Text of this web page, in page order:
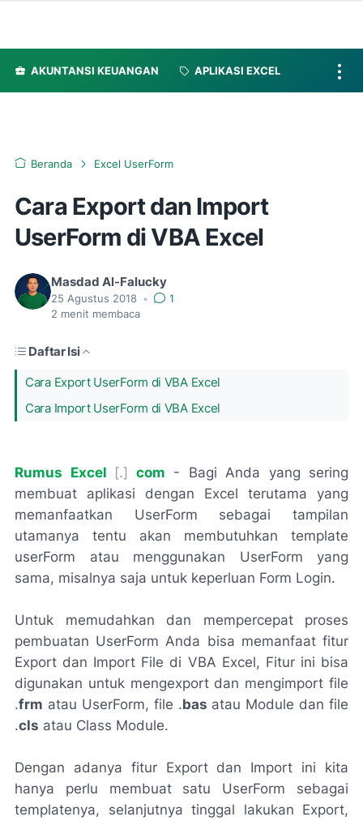
AKUNTANSI KEUANGAN APLIKASI EXCEL
Beranda Excel UserForm
Cara Export dan Import
UserForm di VBA Excel
Masdad Al-Falucky
25 Agustus 2018 •
1
2 menit membaca
Daftar Isi
Cara Export UserForm di VBA Excel
Cara Import UserForm di VBA Excel
Rumus Excel [.] com - Bagi Anda yang sering
membuat aplikasi dengan Excel terutama yang
memanfaatkan UserForm sebagai tampilan
utamanya tentu akan membutuhkan template
userForm atau menggunakan UserForm yang
sama, misalnya saja untuk keperluan Form Login.
Untuk memudahkan dan mempercepat proses
pembuatan UserForm Anda bisa memanfaat fitur
Export dan Import File di VBA Excel, Fitur ini bisa
digunakan untuk mengexport dan mengimport file
.frm atau UserForm, file .bas atau Module dan file
.cls atau Class Module.
Dengan adanya fitur Export dan Import ini kita
hanya perlu membuat satu UserForm sebagai
templatenya, selanjutnya tinggal lakukan Export,